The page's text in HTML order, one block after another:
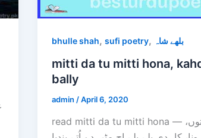
bhulle shah,sufi poetry, بلھے شاہ
mitti da tu mitti hona,
bally
admin /April 6, 2020
read mitti da tu mitti hona — مٹی دا توں،